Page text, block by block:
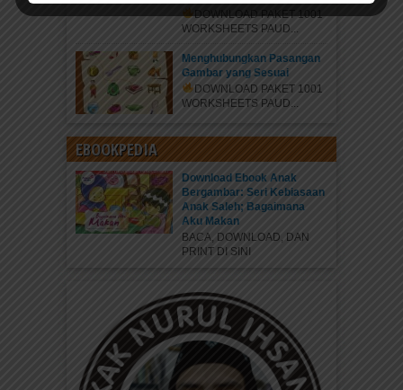
DOWNLOAD PAKET 1001
WORKSHEETS PAUD...
Menghubungkan Pasangan
Gambar yang Sesuai
DOWNLOAD PAKET 1001
WORKSHEETS PAUD...
EBOOKPEDIA
Download Ebook Anak
Bergambar: Seri Kebiasaan
Anak Saleh; Bagaimana
Aku Makan
BACA, DOWNLOAD, DAN
PRINT DI SINI